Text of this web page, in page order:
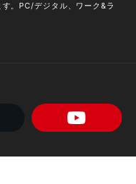
。PC/デジタル、ワーク&ラ